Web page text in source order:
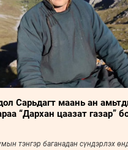
Сарьдагт маань ан
“Дархан цаазат газар”
явдаг
тэнгэр баганадан сүндэрлэх